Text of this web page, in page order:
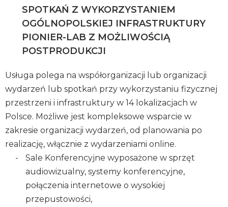
SPOTKAŃ Z WYKORZYSTANIEM
OGÓLNOPOLSKIEJ INFRASTRUKTURY
PIONIER-LAB Z MOŻLIWOŚCIĄ
POSTPRODUKCJI
Usługa polega na współorganizacji lub organizacji
wydarzeń lub spotkań przy wykorzystaniu fizycznej
przestrzeni i infrastruktury w 14 lokalizacjach w
Polsce. Możliwe jest kompleksowe wsparcie w
zakresie organizacji wydarzeń, od planowania po
realizację, włącznie z wydarzeniami online.
Sale Konferencyjne wyposażone w sprzęt
audiowizualny, systemy konferencyjne,
połączenia internetowe o wysokiej
przepustowości,